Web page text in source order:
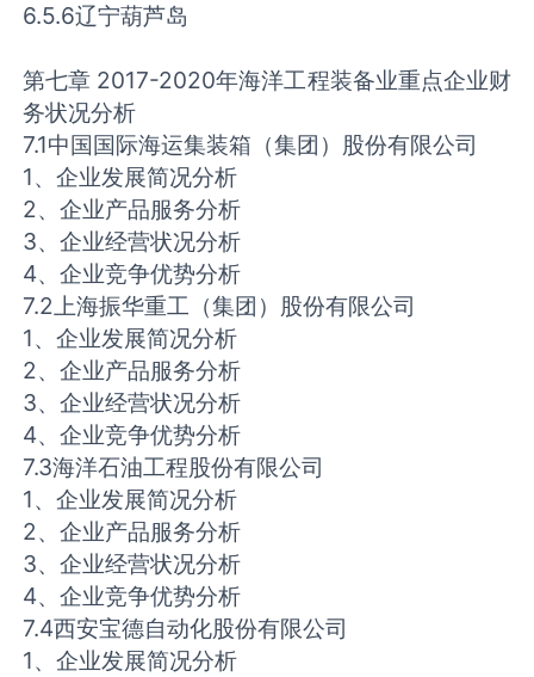
6.5.6辽宁葫芦岛
第七章 2017-2020年海洋工程装备业重点企业财
务状况分析
7.1中国国际海运集装箱（集团）股份有限公司
1、企业发展简况分析
2、企业产品服务分析
3、企业经营状况分析
4、企业竞争优势分析
7.2上海振华重工（集团）股份有限公司
1、企业发展简况分析
2、企业产品服务分析
3、企业经营状况分析
4、企业竞争优势分析
7.3海洋石油工程股份有限公司
1、企业发展简况分析
2、企业产品服务分析
3、企业经营状况分析
4、企业竞争优势分析
7.4西安宝德自动化股份有限公司
1、企业发展简况分析